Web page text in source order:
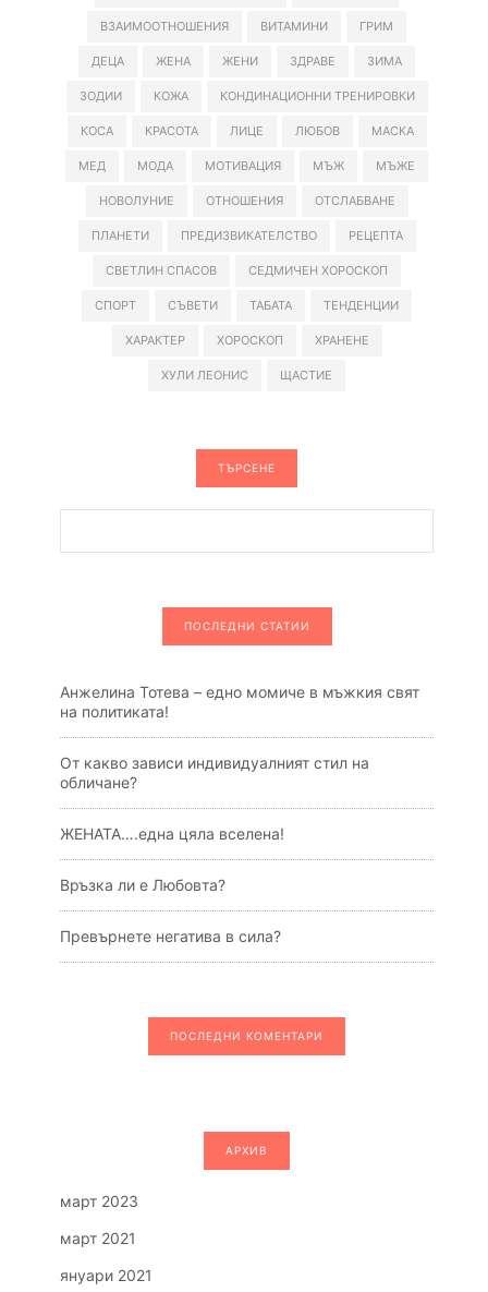
ВЗАИМООТНОШЕНИЯ ВИТАМИНИ ГРИМ
ДЕЦА ЖЕНА ЖЕНИ ЗДРАВЕ ЗИМА
ЗОДИИ КОЖА КОНДИНАЦИОННИ ТРЕНИРОВКИ
КОСА КРАСОТА ЛИЦЕ ЛЮБОВ МАСКА
МЕД МОДА МОТИВАЦИЯ МЪЖ МЪЖЕ
НОВОЛУНИЕ ОТНОШЕНИЯ ОТСЛАБВАНЕ
ПЛАНЕТИ ПРЕДИЗВИКАТЕЛСТВО РЕЦЕПТА
СВЕТЛИН СПАСОВ СЕДМИЧЕН ХОРОСКОП
СПОРТ СЪВЕТИ ТАБАТА ТЕНДЕНЦИИ
ХАРАКТЕР ХОРОСКОП ХРАНЕНЕ
ХУЛИ ЛЕОНИС ЩАСТИЕ
ТЪРСЕНЕ
ПОСЛЕДНИ СТАТИИ
Анжелина Тотева – едно момиче в мъжкия свят
на политиката!
От какво зависи индивидуалният стил на
обличане?
ЖЕНАТА….една цяла вселена!
Връзка ли е Любовта?
Превърнете негатива в сила?
ПОСЛЕДНИ КОМЕНТАРИ
АРХИВ
март 2023
март 2021
януари 2021